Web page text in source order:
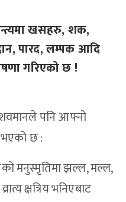
खसहरु, शक,
पारद, लम्पक आदि
गरिएको छ !
पनि आफ्नो
भएको छ :
मनुस्मृतिमा झल्ल, मल्ल,
क्षत्रिय भनिएबाट